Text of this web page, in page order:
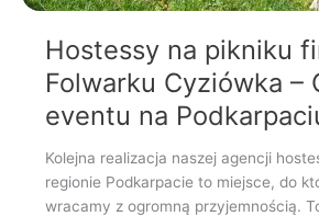
Hostessy na pikniku
Folwarku Cyziówka –
eventu na
Kolejna realizacja naszej agencji
regionie Podkarpacie to miejsce, do
wracamy z ogromną przyjemnością.